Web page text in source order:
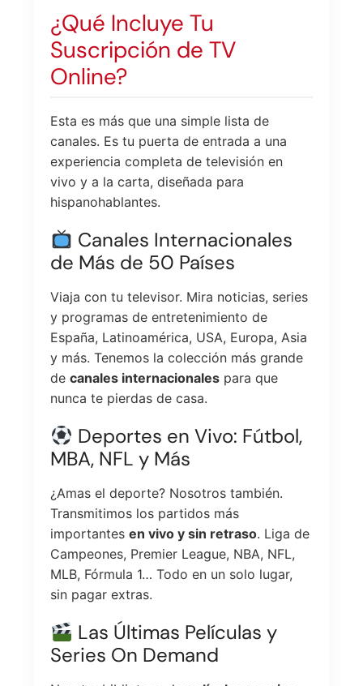
¿Qué Incluye Tu
Suscripción de TV
Online?
Esta es más que una simple lista de
canales. Es tu puerta de entrada a una
experiencia completa de televisión en
vivo y a la carta, diseñada para
hispanohablantes.
Canales Internacionales
de Más de 50 Países
Viaja con tu televisor. Mira noticias, series
y programas de entretenimiento de
España, Latinoamérica, USA, Europa, Asia
y más. Tenemos la colección más grande
decanales internacionales para que
nunca te pierdas de casa.
Deportes en Vivo: Fútbol,
MBA, NFL y Más
¿Amas el deporte? Nosotros también.
Transmitimos los partidos más
importantesen vivo y sin retraso. Liga de
Campeones, Premier League, NBA, NFL,
MLB, Fórmula 1… Todo en un solo lugar,
sin pagar extras.
Las Últimas Películas y
Series On Demand